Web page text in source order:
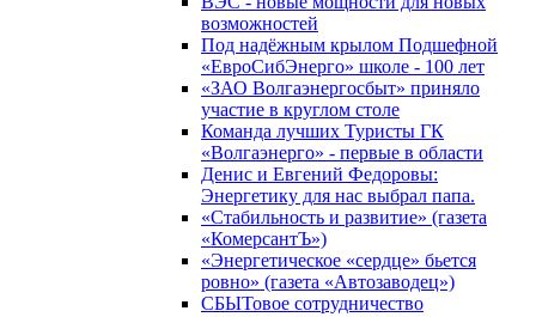
возможностей
Под надёжным крылом Подшефной
«ЕвроСибЭнерго» школе - 100 лет
«ЗАО Волгаэнергосбыт» приняло
участие в круглом столе
Команда лучших Туристы ГК
«Волгаэнерго» - первые в области
Денис и Евгений Федоровы:
Энергетику для нас выбрал папа.
«Стабильность и развитие» (газета
«КомерсантЪ»)
«Энергетическое «сердце» бьется
ровно» (газета «Автозаводец»)
СБЫТовое сотрудничество